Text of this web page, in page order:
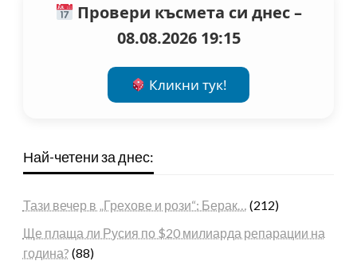
Провери късмета си днес –
08.08.2026 19:15
Кликни тук!
Най-четени за днес:
Тази вечер в „Грехове и рози“: Берак… (212)
Ще плаща ли Русия по $20 милиарда репарации на
година? (88)